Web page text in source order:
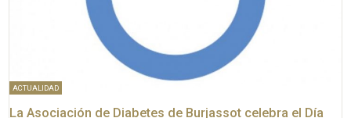
ACTUALIDAD
La Asociación de Diabetes de Burjassot celebra el Día